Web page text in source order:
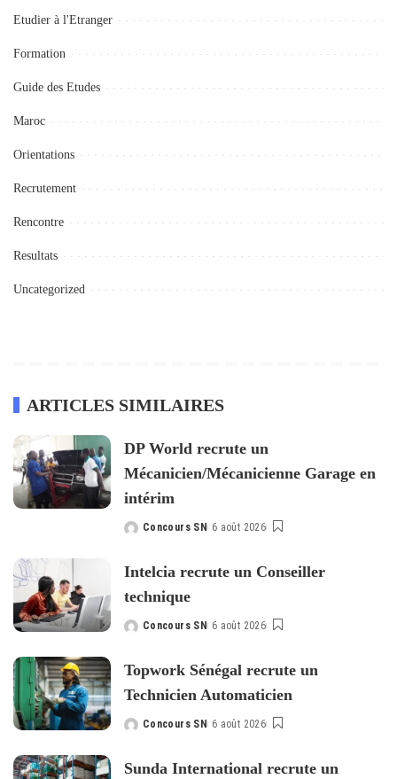
Etudier à l'Etranger
Formation
Guide des Etudes
Maroc
Orientations
Recrutement
Rencontre
Resultats
Uncategorized
ARTICLES SIMILAIRES
DP World recrute un
Mécanicien/Mécanicienne Garage en
intérim
Posted
Concours SN 6 août 2026
Intelcia recrute un Conseiller
technique
Posted
Concours SN 6 août 2026
Topwork Sénégal recrute un
Technicien Automaticien
Posted
Concours SN 6 août 2026
Sunda International recrute un